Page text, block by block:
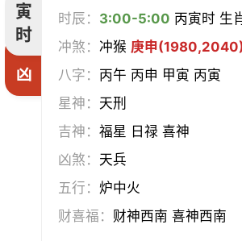
断蚁 归岫 修坟
破土 安葬 立碑
除服 移柩
修墓 塞穴
寅
时
凶
时辰： 3:00-5:00 丙寅时 生
冲煞：冲猴 庚申
八字： 丙午 丙申 甲寅 丙寅
星神： 天刑
吉神：福星 日禄 喜神
凶煞： 天兵
五行： 炉中火
财喜福： 财神西南 喜神西南